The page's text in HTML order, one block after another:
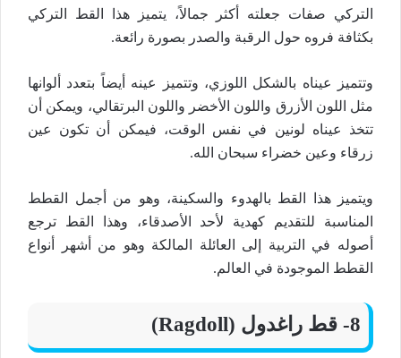
التركي صفات جعلته أكثر جمالاً، يتميز هذا القط التركي
بكثافة فروه حول الرقبة والصدر بصورة رائعة.
وتتميز عيناه بالشكل اللوزي، وتتميز عينه أيضاً بتعدد ألوانها
مثل اللون الأزرق واللون الأخضر واللون البرتقالي، ويمكن أن
تتخذ عيناه لونين في نفس الوقت، فيمكن أن تكون عين
زرقاء وعين خضراء سبحان الله.
ويتميز هذا القط بالهدوء والسكينة، وهو من أجمل القطط
المناسبة للتقديم كهدية لأحد الأصدقاء، وهذا القط ترجع
أصوله في التربية إلى العائلة المالكة وهو من أشهر أنواع
القطط الموجودة في العالم.
8- قط راغدول (Ragdoll)